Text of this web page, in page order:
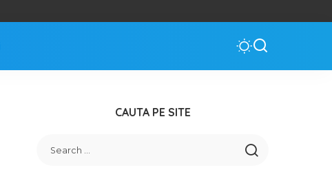
CAUTA PE SITE